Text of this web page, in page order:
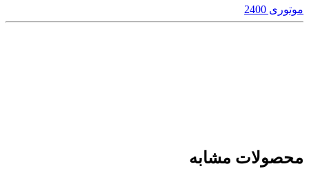
موتوری 2400
محصولات مشابه